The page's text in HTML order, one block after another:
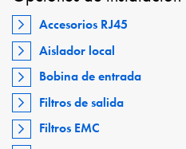
Accesorios RJ45
Aislador local
Bobina de entrada
Filtros de salida
Filtros EMC